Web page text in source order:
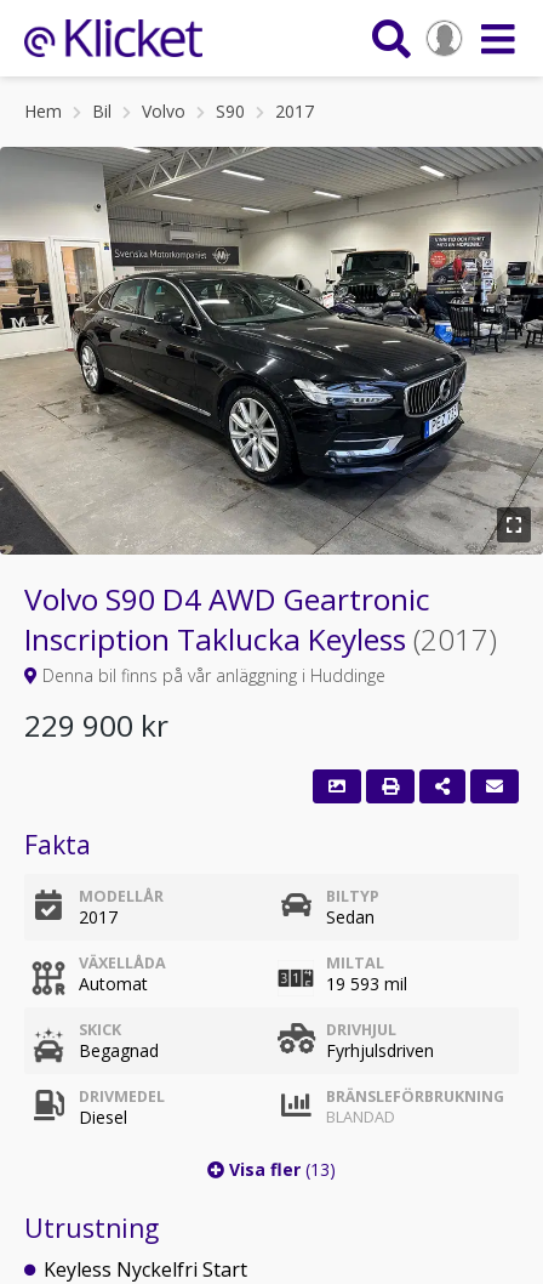
Hem Bil Volvo S90 2017
Volvo S90 D4 AWD Geartronic
Inscription Taklucka Keyless (2017)
Denna bil finns på vår anläggning i Huddinge
229 900 kr
Fakta
MODELLÅR
2017
BILTYP
Sedan
VÄXELLÅDA
Automat
MILTAL
19 593 mil
SKICK
Begagnad
DRIVHJUL
Fyrhjulsdriven
DRIVMEDEL
Diesel
BRÄNSLEFÖRBRUKNING
BLANDAD
Visa fler (13)
Utrustning
Keyless Nyckelfri Start